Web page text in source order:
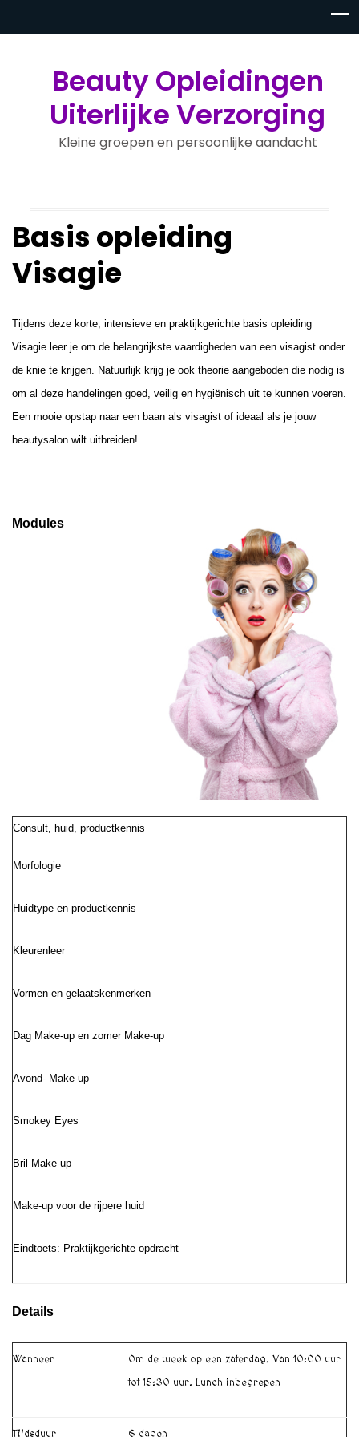
Beauty Opleidingen
Uiterlijke Verzorging
Kleine groepen en persoonlijke aandacht
Basis opleiding
Visagie
Tijdens deze korte, intensieve en praktijkgerichte basis opleiding
Visagie leer je om de belangrijkste vaardigheden van een visagist onder
de knie te krijgen. Natuurlijk krijg je ook theorie aangeboden die nodig is
om al deze handelingen goed, veilig en hygiënisch uit te kunnen voeren.
Een mooie opstap naar een baan als visagist of ideaal als je jouw
beautysalon wilt uitbreiden!
Modules
Consult, huid, productkennis
Morfologie
Huidtype en productkennis
Kleurenleer
Vormen en gelaatskenmerken
Dag Make-up en zomer Make-up
Avond- Make-up
Smokey Eyes
Bril Make-up
Make-up voor de rijpere huid
Eindtoets: Praktijkgerichte opdracht
Details
Wanneer Om de week op een zaterdag. Van 10:00 uur
tot 15:30 uur. Lunch inbegrepen
Tijdsduur 6 dagen